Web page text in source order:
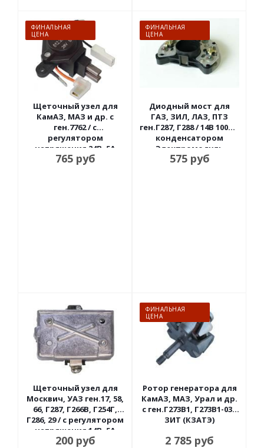
ФИНАЛЬНАЯ
ЦЕНА
Щеточный узел для
КамАЗ, МАЗ и др. с
ген.7762 / с
регулятором
напряжения 24В, 5А
Энергомаш
765руб
ФИНАЛЬНАЯ
ЦЕНА
Диодный мост для
ГАЗ, ЗИЛ, ЛАЗ, ПТЗ
ген.Г287, Г288 / 14В 100А с
конденсатором
Электромодуль
575руб
Щеточный узел для
Москвич, УАЗ ген.17, 58,
66, Г287, Г266В, Г254Г,
Г286, 29 / с регулятором
напряжения 14В, 5А
РафэлГриг
200руб
ФИНАЛЬНАЯ
ЦЕНА
Ротор генератора для
КамАЗ, МАЗ, Урал и др.
с ген.Г273В1, Г273В1-03 /
ЗИТ (КЗАТЭ)
2 785 руб